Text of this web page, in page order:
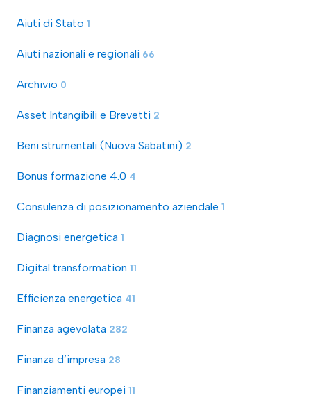
Aiuti di Stato 1
Aiuti nazionali e regionali 66
Archivio 0
Asset Intangibili e Brevetti 2
Beni strumentali (Nuova Sabatini) 2
Bonus formazione 4.0 4
Consulenza di posizionamento aziendale 1
Diagnosi energetica 1
Digital transformation 11
Efficienza energetica 41
Finanza agevolata 282
Finanza d’impresa 28
Finanziamenti europei 11